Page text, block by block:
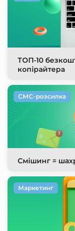
ТОП-10
копірайтера
Смішинг =
СМС-розсилка
Маркетинг